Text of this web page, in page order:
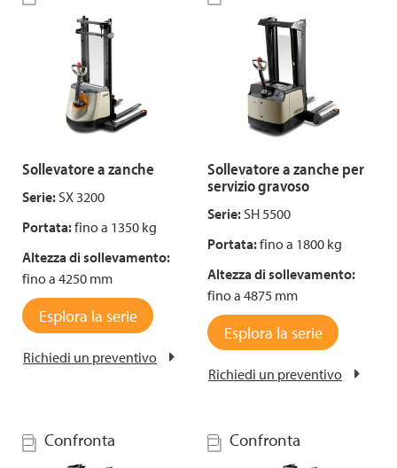
Sollevatore a zanche
Serie:SX 3200
Portata:fino a 1350 kg
Altezza di sollevamento:
fino a 4250 mm
Esplora la serie
Richiedi un preventivo
Sollevatore a zanche per
servizio gravoso
Serie:SH 5500
Portata:fino a 1800 kg
Altezza di sollevamento:
fino a 4875 mm
Esplora la serie
Richiedi un preventivo
Confronta Confronta